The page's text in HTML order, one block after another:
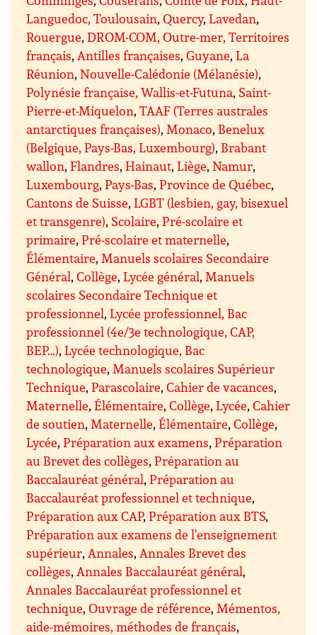
Languedoc, Toulousain,Quercy,Lavedan,
Rouergue,DROM-COM, Outre-mer, Territoires
français, Antilles françaises,Guyane,La
Réunion,Nouvelle-Calédonie (Mélanésie),
Polynésie française, Wallis-et-Futuna, Saint-
Pierre-et-Miquelon,TAAF (Terres australes
antarctiques françaises), Monaco, Benelux
(Belgique, Pays-Bas, Luxembourg), Brabant
wallon,Flandres,Hainaut,Liège,Namur,
Luxembourg,Pays-Bas,Province de Québec,
Cantons de Suisse,LGBT (lesbien, gay, bisexuel
et transgenre), Scolaire,Pré-scolaire et
primaire,Pré-scolaire et maternelle,
Élémentaire, Manuels scolaires Secondaire
Général,Collège,Lycée général, Manuels
scolaires Secondaire Technique et
professionnel,Lycée professionnel, Bac
professionnel (4e/3e technologique, CAP,
BEP…),Lycée technologique, Bac
technologique, Manuels scolaires Supérieur
Technique,Parascolaire,Cahier de vacances,
Maternelle,Élémentaire,Collège,Lycée,Cahier
de soutien, Maternelle,Élémentaire,Collège,
Lycée,Préparation aux examens,Préparation
au Brevet des collèges,Préparation au
Baccalauréat général,Préparation au
Baccalauréat professionnel et technique,
Préparation aux CAP,Préparation aux BTS,
Préparation aux examens de l’enseignement
supérieur, Annales, Annales Brevet des
collèges, Annales Baccalauréat général,
Annales Baccalauréat professionnel et
technique,Ouvrage de référence, Mémentos,
aide-mémoires, méthodes de français,